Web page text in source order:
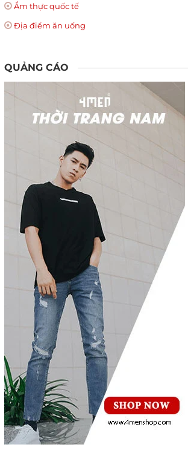
Ẩm thực quốc tế
Địa điểm ăn uống
QUẢNG CÁO